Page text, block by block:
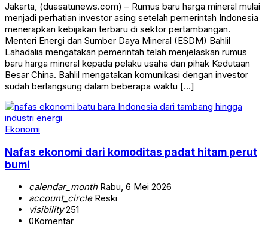
Jakarta, (duasatunews.com) – Rumus baru harga mineral mulai
menjadi perhatian investor asing setelah pemerintah Indonesia
menerapkan kebijakan terbaru di sektor pertambangan.
Menteri Energi dan Sumber Daya Mineral (ESDM) Bahlil
Lahadalia mengatakan pemerintah telah menjelaskan rumus
baru harga mineral kepada pelaku usaha dan pihak Kedutaan
Besar China. Bahlil mengatakan komunikasi dengan investor
sudah berlangsung dalam beberapa waktu […]
Ekonomi
Nafas ekonomi dari komoditas padat hitam perut
bumi
calendar_monthRabu, 6 Mei 2026
account_circleReski
visibility251
0Komentar